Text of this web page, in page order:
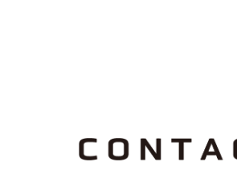
た。親切な説明、保証良く、料金も安か